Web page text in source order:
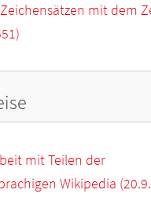
mit dem
mit Teilen der
Wikipedia